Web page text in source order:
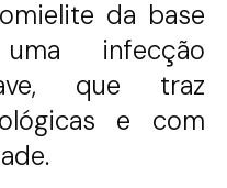
da base
infecção
que traz
e com